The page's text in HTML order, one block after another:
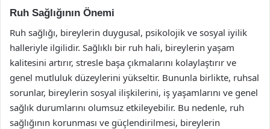
Ruh Sağlığının Önemi
Ruh sağlığı, bireylerin duygusal, psikolojik ve sosyal iyilik
halleriyle ilgilidir. Sağlıklı bir ruh hali, bireylerin yaşam
kalitesini artırır, stresle başa çıkmalarını kolaylaştırır ve
genel mutluluk düzeylerini yükseltir. Bununla birlikte, ruhsal
sorunlar, bireylerin sosyal ilişkilerini, iş yaşamlarını ve genel
sağlık durumlarını olumsuz etkileyebilir. Bu nedenle, ruh
sağlığının korunması ve güçlendirilmesi, bireylerin